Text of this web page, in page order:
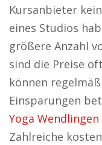
Kursanbieter
eines Studios
größere Anzahl
sind die Preise
können
Einsparungen
Yoga Wendlingen
Zahlreiche